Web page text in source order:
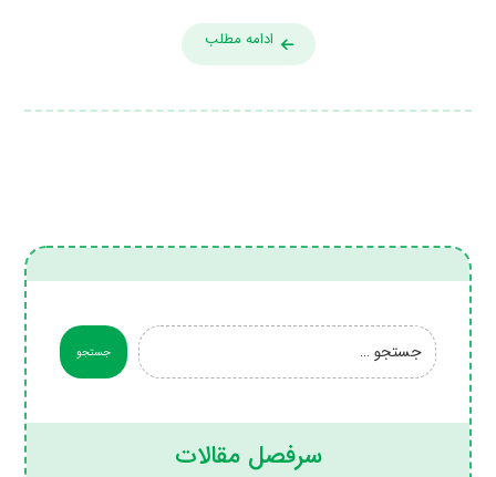
ادامه مطلب
سرفصل مقالات